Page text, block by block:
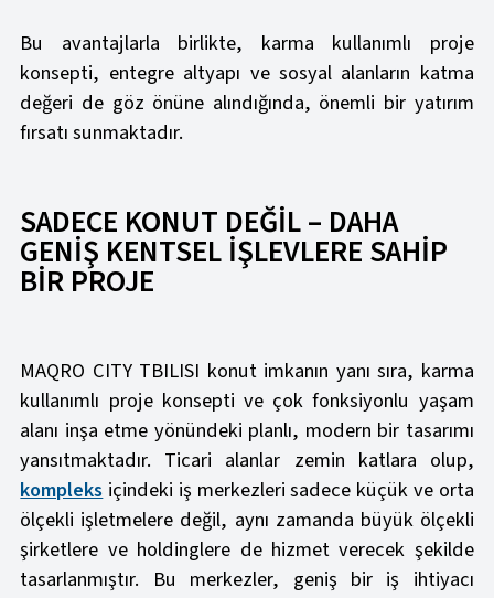
Bu avantajlarla birlikte, karma kullanımlı proje
konsepti, entegre altyapı ve sosyal alanların katma
değeri de göz önüne alındığında, önemli bir yatırım
fırsatı sunmaktadır.
SADECE KONUT DEĞİL – DAHA
GENİŞ KENTSEL İŞLEVLERE SAHİP
BİR PROJE
MAQRO CITY TBILISI konut imkanın yanı sıra, karma
kullanımlı proje konsepti ve çok fonksiyonlu yaşam
alanı inşa etme yönündeki planlı, modern bir tasarımı
yansıtmaktadır. Ticari alanlar zemin katlara olup,
kompleks içindeki iş merkezleri sadece küçük ve orta
ölçekli işletmelere değil, aynı zamanda büyük ölçekli
şirketlere ve holdinglere de hizmet verecek şekilde
tasarlanmıştır. Bu merkezler, geniş bir iş ihtiyacı